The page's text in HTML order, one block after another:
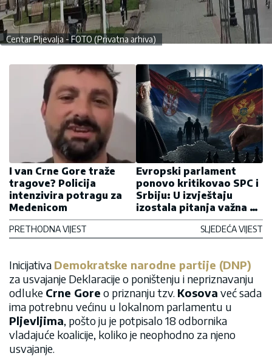
Centar Pljevalja - FOTO (Privatna arhiva)
I van Crne Gore traže
tragove? Policija
intenzivira potragu za
Medenicom
PRETHODNA VIJEST
Evropski parlament
ponovo kritikovao SPC i
Srbiju: U izvještaju
izostala pitanja važna za
srpski narod u Crnoj
SLJEDEĆA VIJEST
Inicijativa Demokratske narodne partije (DNP)
za usvajanje Deklaracije o poništenju i nepriznavanju
odluke Crne Gore o priznanju tzv. Kosova već sada
ima potrebnu većinu u lokalnom parlamentu u
Pljevljima, pošto ju je potpisalo 18 odbornika
vladajuće koalicije, koliko je neophodno za njeno
usvajanje.